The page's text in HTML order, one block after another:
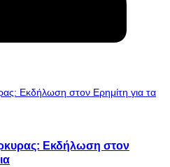
Εκδήλωση στον